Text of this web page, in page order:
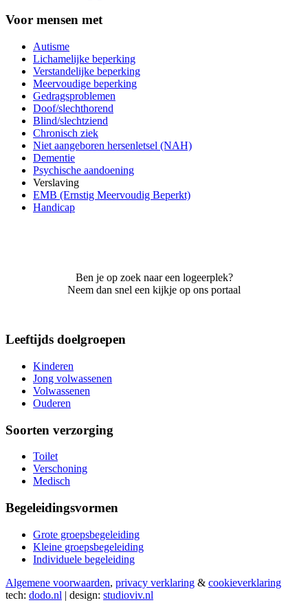
Voor mensen met
Autisme
Lichamelijke beperking
Verstandelijke beperking
Meervoudige beperking
Gedragsproblemen
Doof/slechthorend
Blind/slechtziend
Chronisch ziek
Niet aangeboren hersenletsel (NAH)
Dementie
Psychische aandoening
Verslaving
EMB (Ernstig Meervoudig Beperkt)
Handicap
Ben je op zoek naar een logeerplek?
Neem dan snel een kijkje op ons portaal
Leeftijds doelgroepen
Kinderen
Jong volwassenen
Volwassenen
Ouderen
Soorten verzorging
Toilet
Verschoning
Medisch
Begeleidingsvormen
Grote groepsbegeleiding
Kleine groepsbegeleiding
Individuele begeleiding
Algemene voorwaarden, privacy verklaring & cookieverklaring
tech: dodo.nl | design: studioviv.nl